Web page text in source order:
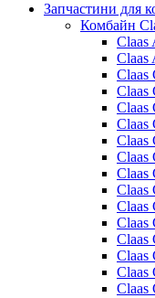
Запчастини для
Комбайн
Claas
Claas
Claas
Claas
Claas
Claas
Claas